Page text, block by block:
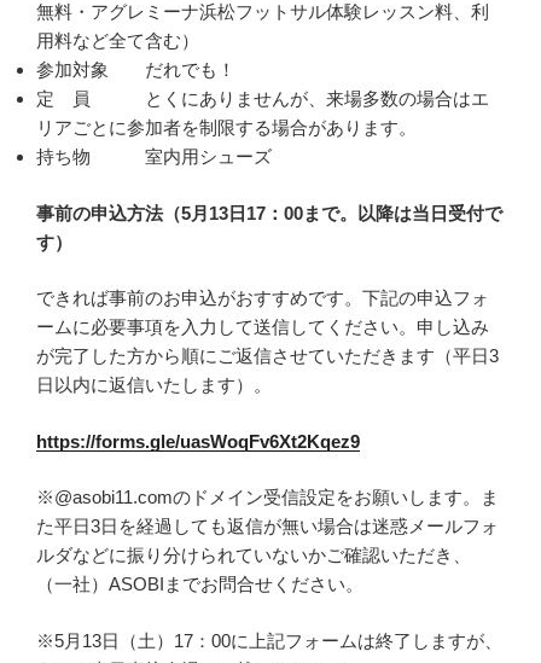
無料・アグレミーナ浜松フットサル体験レッスン料、利
用料など全て含む）
参加対象 だれでも！
定 員 とくにありませんが、来場多数の場合はエ
リアごとに参加者を制限する場合があります。
持ち物 室内用シューズ
事前の申込方法（5月13日17：00まで。以降は当日受付で
す）
できれば事前のお申込がおすすめです。下記の申込フォ
ームに必要事項を入力して送信してください。申し込み
が完了した方から順にご返信させていただきます（平日3
日以内に返信いたします）。
https://forms.gle/uasWoqFv6Xt2Kqez9
※@asobi11.comのドメイン受信設定をお願いします。ま
た平日3日を経過しても返信が無い場合は迷惑メールフォ
ルダなどに振り分けられていないかご確認いただき、
（一社）ASOBIまでお問合せください。
※5月13日（土）17：00に上記フォームは終了しますが、